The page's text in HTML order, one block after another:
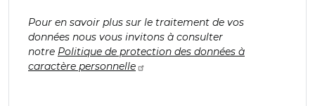
Pour en savoir plus sur le traitement de vos
données nous vous invitons à consulter
notre Politique de protection des données à
caractère personnelle